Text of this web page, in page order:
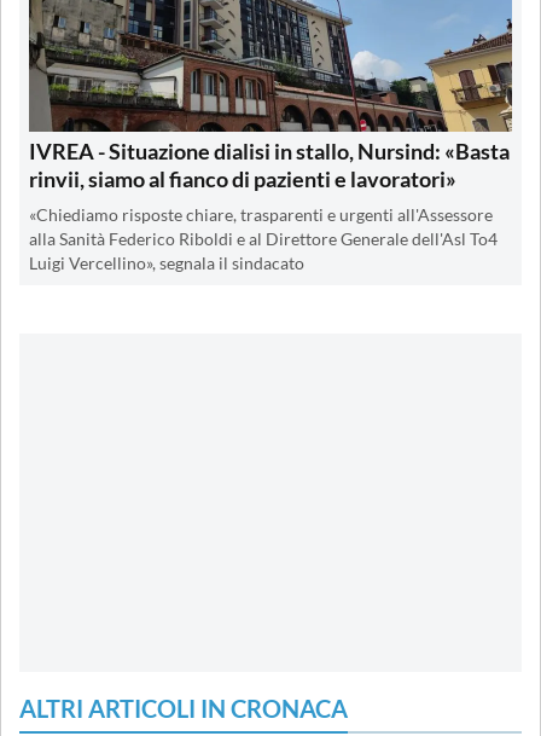
IVREA - Situazione dialisi in stallo, Nursind: «Basta
rinvii, siamo al fianco di pazienti e lavoratori»
«Chiediamo risposte chiare, trasparenti e urgenti all'Assessore
alla Sanità Federico Riboldi e al Direttore Generale dell'Asl To4
Luigi Vercellino», segnala il sindacato
ALTRI ARTICOLI IN CRONACA